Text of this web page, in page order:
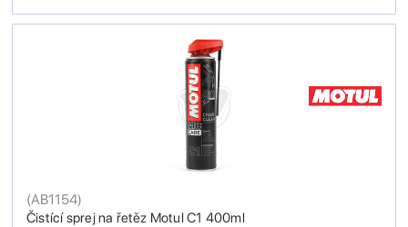
Čistící sprej na řetěz Motul C1 400ml
(AB1154)